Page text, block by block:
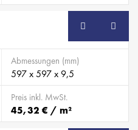
Abmessungen (mm)
597 x 597 x 9,5
Preis inkl. MwSt.
45,32 € / m²